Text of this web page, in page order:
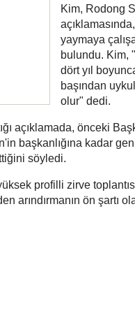
Kim, Rodong
yaymaya
bulundu. Kim,
dört yıl
başından
olur" dedi.
açıklamada, önceki
başkanlığına kadar
söyledi.
profilli zirve
arındırmanın ön şartı